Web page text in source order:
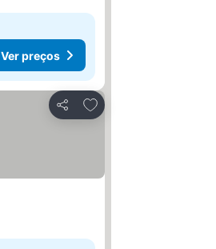
Ver preços
Partilhar
Adicionar aos favoritos